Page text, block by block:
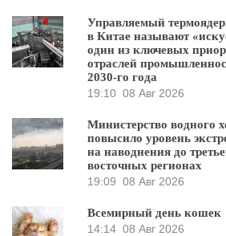
Управляемый
в Китае называют
один из ключевых
отраслей
2030-го года
19:10 08 Авг 2026
Министерство водного
повысило уровень
на наводнения до
восточных регионах
19:09 08 Авг 2026
Всемирный день кошек
14:14 08 Авг 2026